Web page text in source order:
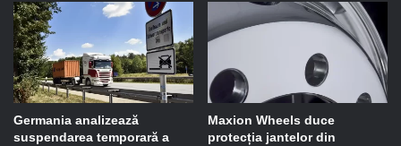
-
m
a
i
l
Germania analizează
suspendarea temporară a
Maxion Wheels duce
protecția jantelor din